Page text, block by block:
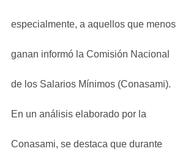
especialmente, a aquellos que menos
ganan informó la Comisión Nacional
de los Salarios Mínimos (Conasami).
En un análisis elaborado por la
Conasami, se destaca que durante